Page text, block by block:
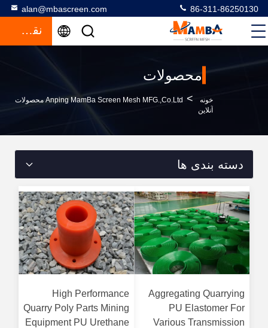
alan@mbascreen.com 86-311-86250130
نقل قول
محصولات
خونه >
Anping MamBa Screen Mesh MFG.,Co.Ltd محصولات
آنلاین
دسته بندی ها
Aggregating Quarrying
PU Elastomer For
Various Transmission
High Performance
Quarry Poly Parts Mining
Equipment PU Urethane